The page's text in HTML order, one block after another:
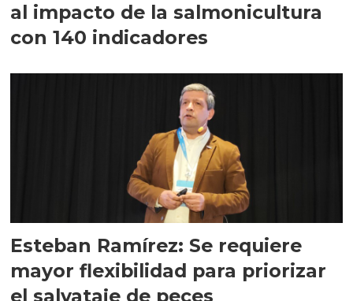
al impacto de la salmonicultura
con 140 indicadores
Esteban Ramírez: Se requiere
mayor flexibilidad para priorizar
el salvataje de peces